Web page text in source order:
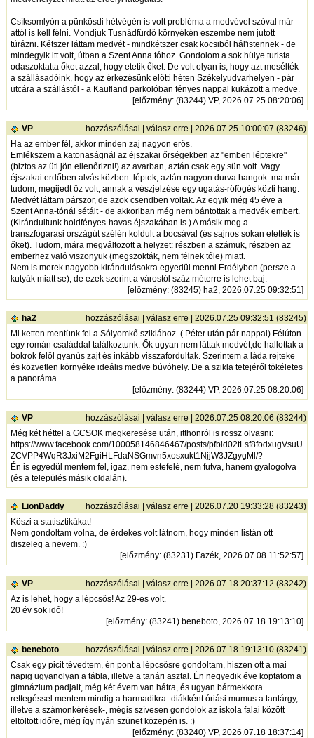
Csíksomlyón a pünkösdi hétvégén is volt probléma a medvével szóval már
attól is kell félni. Mondjuk Tusnádfürdő környékén eszembe nem jutott
túrázni. Kétszer láttam medvét - mindkétszer csak kocsiból hál'istennek - de
mindegyik itt volt, útban a Szent Anna tóhoz. Gondolom a sok hülye turista
odaszoktatta őket azzal, hogy etetik őket. De volt olyan is, hogy azt mesélték
a szállásadóink, hogy az érkezésünk előtti héten Székelyudvarhelyen - pár
utcára a szállástól - a Kaufland parkolóban fényes nappal kukázott a medve.
[előzmény: (83244) VP, 2026.07.25 08:20:06]
VP hozzászólásai |válasz erre | 2026.07.25 10:00:07 (83246)
Ha az ember fél, akkor minden zaj nagyon erős.
Emlékszem a katonaságnál az éjszakai őrségekben az "emberi léptekre"
(biztos az üti jön ellenőrizni!) az avarban, aztán csak egy sün volt. Vagy
éjszakai erdőben alvás közben: léptek, aztán nagyon durva hangok: ma már
tudom, megijedt őz volt, annak a vészjelzése egy ugatás-röfögés közti hang.
Medvét láttam párszor, de azok csendben voltak. Az egyik még 45 éve a
Szent Anna-tónál sétált - de akkoriban még nem bántottak a medvék embert.
(Kirándultunk holdfényes-havas éjszakában is.) A másik meg a
transzfogarasi országút szélén koldult a bocsával (és sajnos sokan etették is
őket). Tudom, mára megváltozott a helyzet: részben a számuk, részben az
emberhez való viszonyuk (megszokták, nem félnek tőle) miatt.
Nem is merek nagyobb kirándulásokra egyedül menni Erdélyben (persze a
kutyák miatt se), de ezek szerint a várostól száz méterre is lehet baj.
[előzmény: (83245) ha2, 2026.07.25 09:32:51]
ha2 hozzászólásai |válasz erre | 2026.07.25 09:32:51 (83245)
Mi ketten mentünk fel a Sólyomkő sziklához. ( Péter után pár nappal) Félúton
egy román családdal találkoztunk. Ők ugyan nem láttak medvét,de hallottak a
bokrok felől gyanús zajt és inkább visszafordultak. Szerintem a láda rejteke
és közvetlen környéke ideális medve búvóhely. De a szikla tetejéről tökéletes
a panoráma.
[előzmény: (83244) VP, 2026.07.25 08:20:06]
VP hozzászólásai |válasz erre | 2026.07.25 08:20:06 (83244)
Még két héttel a GCSOK megkeresése után, itthonról is rossz olvasni:
https://www.facebook.com/100058146846467/posts/pfbid02tLsf8fodxugVsuU
ZCVPP4WqR3JxiM2FgiHLFdaNSGmvn5xosxukt1NjjW3JZgygMl/?
Én is egyedül mentem fel, igaz, nem estefelé, nem futva, hanem gyalogolva
(és a település másik oldalán).
LionDaddy hozzászólásai |válasz erre | 2026.07.20 19:33:28 (83243)
Köszi a statisztikákat!
Nem gondoltam volna, de érdekes volt látnom, hogy minden listán ott
diszeleg a nevem. :)
[előzmény: (83231) Fazék, 2026.07.08 11:52:57]
VP hozzászólásai |válasz erre | 2026.07.18 20:37:12 (83242)
Az is lehet, hogy a lépcsős! Az 29-es volt.
20 év sok idő!
[előzmény: (83241) beneboto, 2026.07.18 19:13:10]
beneboto hozzászólásai |válasz erre | 2026.07.18 19:13:10 (83241)
Csak egy picit tévedtem, én pont a lépcsősre gondoltam, hiszen ott a mai
napig ugyanolyan a tábla, illetve a tanári asztal. Én negyedik éve koptatom a
gimnázium padjait, még két évem van hátra, és ugyan bármekkora
rettegéssel mentem mindig a harmadikra -diákként óriási mumus a tantárgy,
illetve a számonkérések-, mégis szívesen gondolok az iskola falai között
eltöltött időre, még így nyári szünet közepén is. :)
[előzmény: (83240) VP, 2026.07.18 18:37:14]